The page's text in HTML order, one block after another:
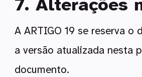
A ARTIGO 19 se reserva o
a versão atualizada nesta
documento.